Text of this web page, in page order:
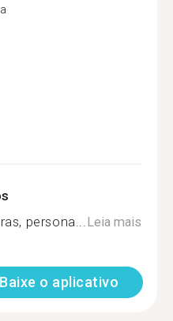
persona...Leia mais
Baixe o aplicativo